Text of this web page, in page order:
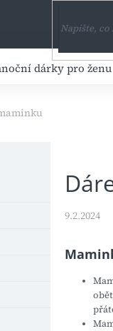
dárky pro ženu
9.2.2024